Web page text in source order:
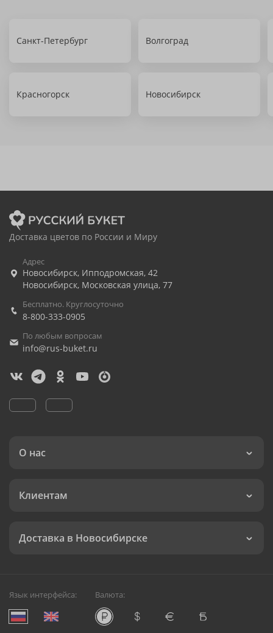
Санкт-Петербург Волгоград
Красногорск Новосибирск
Доставка цветов по России и Миру
Адрес
Новосибирск, Ипподромская, 42
Новосибирск, Московская улица, 77
Бесплатно. Круглосуточно
8-800-333-0905
По любым вопросам
info@rus-buket.ru
О нас
Клиентам
Доставка в Новосибирске
Язык интерфейса: Валюта: